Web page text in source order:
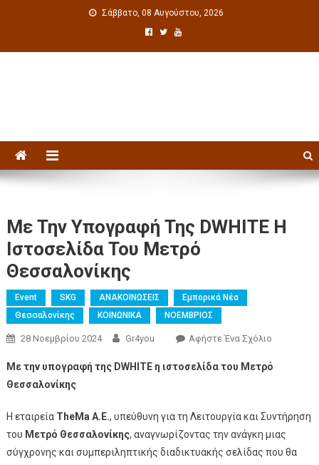
Σάββατο, 08 Αυγούστου, 2026
Με Την Υπογραφή Της DWHITE Η
Ιστοσελίδα Του Μετρό
Θεσσαλονίκης
Event SKG ΑΝΑΚΟΙΝΩΣΕΙΣ
Εμπορικά Νέα
Θεσσαλονίκης
ΚΟΙΝΩΝΙΚΑ ΝΟΕΜΒΡΙΟΣ
28 Νοεμβρίου 2024 Gr4you Αφήστε Ένα Σχόλιο
Με την υπογραφή της DWHITE η ιστοσελίδα του Μετρό
Θεσσαλονίκης
Η εταιρεία TheMa A.E., υπεύθυνη για τη Λειτουργία και Συντήρηση
του Μετρό Θεσσαλονίκης, αναγνωρίζοντας την ανάγκη μιας
σύγχρονης και συμπεριληπτικής διαδικτυακής σελίδας που θα